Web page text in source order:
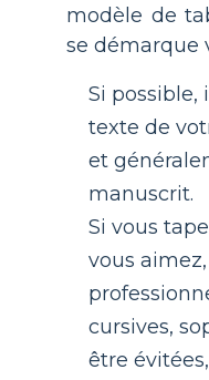
modèle de
se démarque
Si possible,
texte de
et
manuscrit.
Si vous
vous
cursives,
être